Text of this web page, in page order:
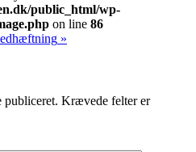
public_html/wp-
on line 86
»
publiceret. Krævede felter er